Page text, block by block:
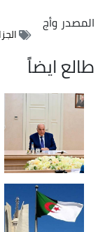
المصدروأج
الجزائر
طالع ايضاً